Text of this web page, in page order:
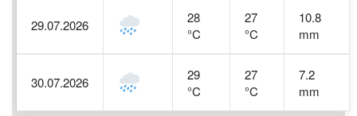
29.07.2026
28
°C
27
°C
10.8
mm
30.07.2026
29
°C
27
°C
7.2
mm